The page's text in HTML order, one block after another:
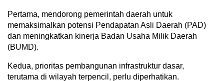
Pertama, mendorong pemerintah daerah untuk
memaksimalkan potensi Pendapatan Asli Daerah (PAD)
dan meningkatkan kinerja Badan Usaha Milik Daerah
(BUMD).
Kedua, prioritas pembangunan infrastruktur dasar,
terutama di wilayah terpencil, perlu diperhatikan.